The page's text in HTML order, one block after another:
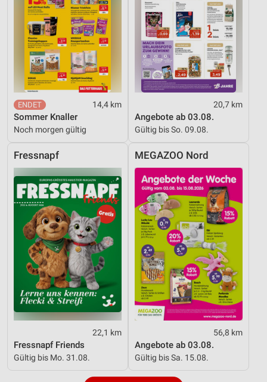
14,4 km
Sommer Knaller
Noch morgen gültig
20,7 km
Angebote ab 03.08.
Gültig bis So. 09.08.
Fressnapf
22,1 km
Fressnapf Friends
Gültig bis Mo. 31.08.
MEGAZOO Nord
56,8 km
Angebote ab 03.08.
Gültig bis Sa. 15.08.